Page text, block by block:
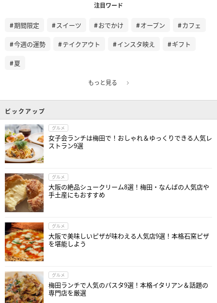
注目ワード
期間限定 スイーツ おでかけ オープン カフェ
今週の運勢 テイクアウト インスタ映え ギフト
夏
もっと見る
ピックアップ
グルメ
女子会ランチは梅田で！おしゃれ＆ゆっくりできる人気レ
ストラン9選
グルメ
大阪の絶品シュークリーム8選！梅田・なんばの人気店や
手土産にもおすすめ
グルメ
大阪で美味しいピザが味わえる人気店9選！本格石窯ピザ
を堪能しよう
グルメ
梅田ランチで人気のパスタ9選！本格イタリアン＆話題の
専門店を厳選